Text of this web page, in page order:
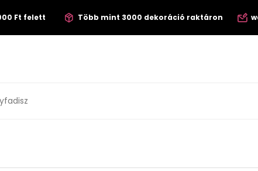
Ft felett Több mint 3000 dekoráció raktáron